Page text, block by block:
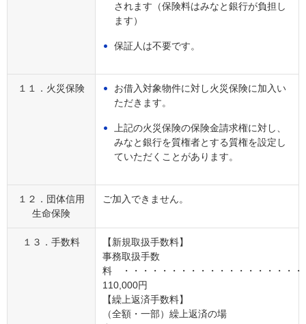
されます（保険料はみなと銀行が負担し
ます）
保証人は不要です。
１１．火災保険
お借入対象物件に対し火災保険に加入い
ただきます。
上記の火災保険の保険金請求権に対し、
みなと銀行を質権者とする質権を設定し
ていただくことがあります。
１２．団体信用
生命保険
ご加入できません。
１３．手数料
【新規取扱手数料】
事務取扱手数
料 ・・・・・・・・・・・・・・・・・・
110,000円
【繰上返済手数料】
（全額・一部）繰上返済の場